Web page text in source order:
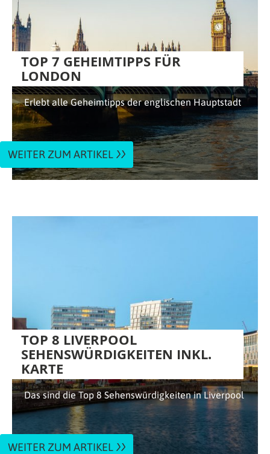
TOP 7 GEHEIMTIPPS FÜR
LONDON
Erlebt alle Geheimtipps der englischen Hauptstadt
WEITER ZUM ARTIKEL
TOP 8 LIVERPOOL
SEHENSWÜRDIGKEITEN INKL.
KARTE
Das sind die Top 8 Sehenswürdigkeiten in Liverpool
WEITER ZUM ARTIKEL